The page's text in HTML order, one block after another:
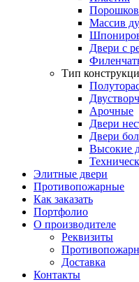
Массив
Двери с
Тип
Арочные
Двери
Двери
Высокие
Элитные двери
Противопожарные
Как заказать
Портфолио
О производителе
Реквизиты
Доставка
Контакты